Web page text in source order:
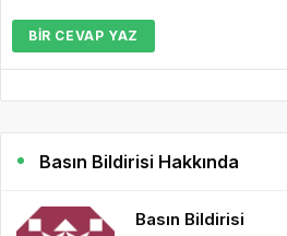
BIR CEVAP YAZ
Basın Bildirisi Hakkında
Basın Bildirisi